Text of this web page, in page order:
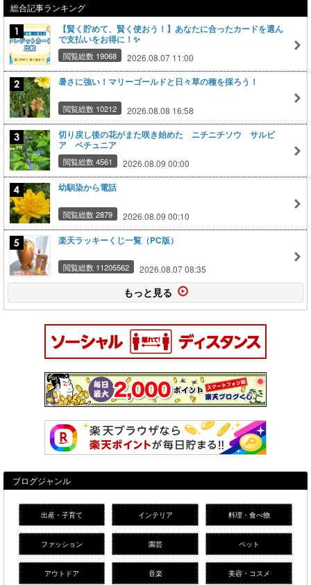
総合記事ランキング
【賢く貯めて、賢く使おう！】あなたに合ったカードを選ん
で支払いをお得に！✨
閲覧総数 19068 2026.08.07 11:00
暑さに強い！マリーゴールドと日々草の種を採ろう！
閲覧総数 10212 2026.08.08 16:58
切り戻し後の花がまた咲き始めた ニチニチソウ サルビ
ア ペチュニア
閲覧総数 4561 2026.08.09 00:00
幼馴染から電話
閲覧総数 2879 2026.08.09 00:10
楽天ラッキーくじ一覧（PC版）
閲覧総数 11205562 2026.08.07 08:35
もっと見る
ブログジャンル
出産・子育て インテリア 料理・食べ物
ファッション 園芸 ペット
アウトドア 音楽 美容・コスメ